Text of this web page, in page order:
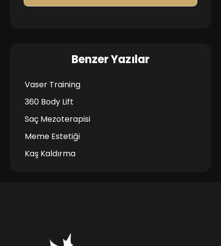
Benzer Yazılar
Vaser Training
360 Body Lift
Saç Mezoterapisi
Meme Estetiği
Kaş Kaldırma